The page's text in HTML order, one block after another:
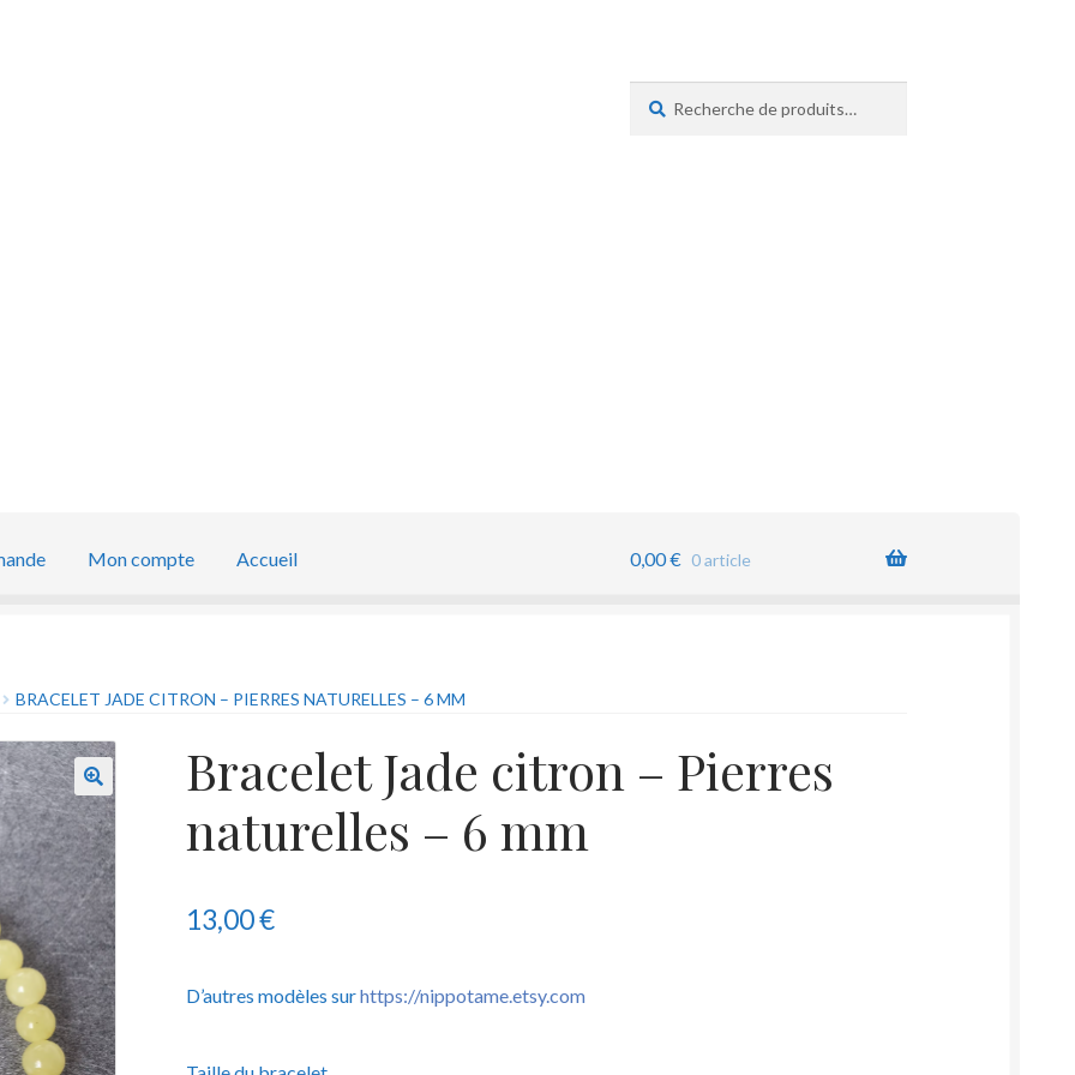
pour :
Mon compte Accueil 0,00€ 0 article
BRACELET JADE CITRON – PIERRES NATURELLES – 6 MM
Bracelet Jade citron – Pierres
naturelles – 6 mm
13,00€
D’autres modèles surhttps://nippotame.etsy.com